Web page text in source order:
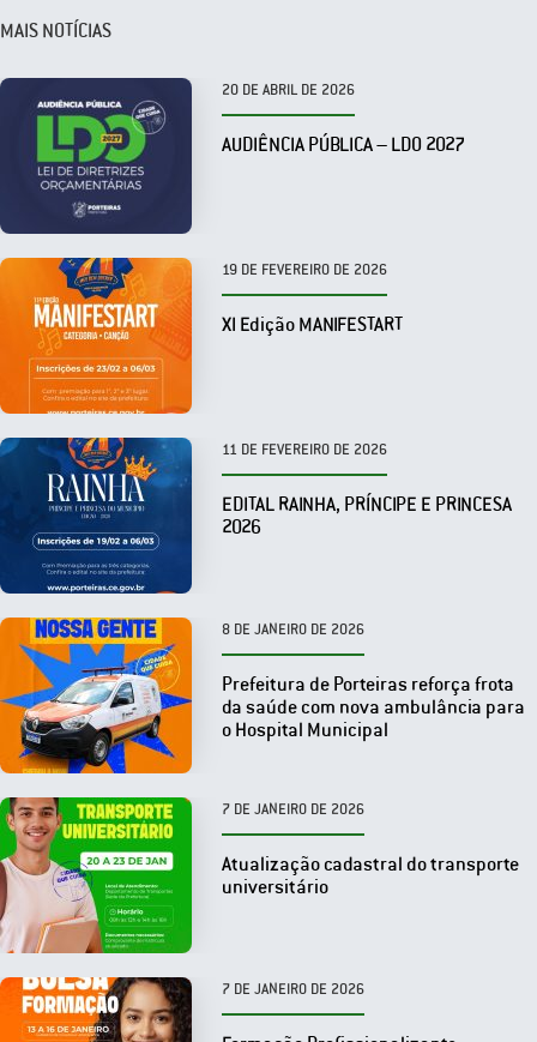
MAIS NOTÍCIAS
20 DE ABRIL DE 2026
AUDIÊNCIA PÚBLICA – LDO 2027
19 DE FEVEREIRO DE 2026
XI Edição MANIFESTART
11 DE FEVEREIRO DE 2026
EDITAL RAINHA, PRÍNCIPE E PRINCESA
2026
8 DE JANEIRO DE 2026
Prefeitura de Porteiras reforça frota
da saúde com nova ambulância para
o Hospital Municipal
7 DE JANEIRO DE 2026
Atualização cadastral do transporte
universitário
7 DE JANEIRO DE 2026